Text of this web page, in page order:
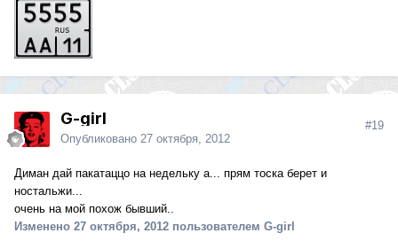
G-girl
Опубликовано 27 октября, 2012
#19
Диман дай пакатаццо на недельку а... прям тоска берет и
ностальжи...
очень на мой похож бывший..
Изменено 27 октября, 2012 пользователем G-girl